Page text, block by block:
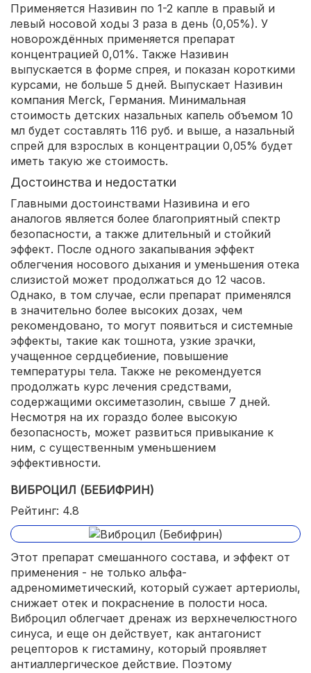
Применяется Називин по 1-2 капле в правый и
левый носовой ходы 3 раза в день (0,05%). У
новорождённых применяется препарат
концентрацией 0,01%. Также Називин
выпускается в форме спрея, и показан короткими
курсами, не больше 5 дней. Выпускает Називин
компания Мerck, Германия. Минимальная
стоимость детских назальных капель объемом 10
мл будет составлять 116 руб. и выше, а назальный
спрей для взрослых в концентрации 0,05% будет
иметь такую же стоимость.
Достоинства и недостатки
Главными достоинствами Називина и его
аналогов является более благоприятный спектр
безопасности, а также длительный и стойкий
эффект. После одного закапывания эффект
облегчения носового дыхания и уменьшения отека
слизистой может продолжаться до 12 часов.
Однако, в том случае, если препарат применялся
в значительно более высоких дозах, чем
рекомендовано, то могут появиться и системные
эффекты, такие как тошнота, узкие зрачки,
учащенное сердцебиение, повышение
температуры тела. Также не рекомендуется
продолжать курс лечения средствами,
содержащими оксиметазолин, свыше 7 дней.
Несмотря на их гораздо более высокую
безопасность, может развиться привыкание к
ним, с существенным уменьшением
эффективности.
ВИБРОЦИЛ (БЕБИФРИН)
Рейтинг: 4.8
Этот препарат смешанного состава, и эффект от
применения - не только альфа-
адреномиметический, который сужает артериолы,
снижает отек и покраснение в полости носа.
Виброцил облегчает дренаж из верхнечелюстного
синуса, и еще он действует, как антагонист
рецепторов к гистамину, который проявляет
антиаллергическое действие. Поэтому